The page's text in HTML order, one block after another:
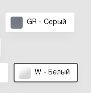
GR - Серый
W - Белый